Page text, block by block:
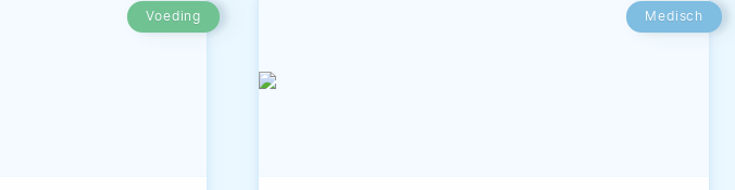
Voeding Medisch